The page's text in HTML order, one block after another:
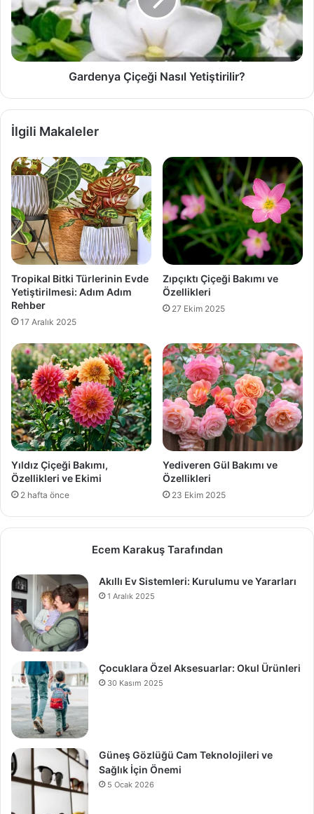
Gardenya Çiçeği Nasıl Yetiştirilir?
İlgili Makaleler
Tropikal Bitki Türlerinin Evde
Yetiştirilmesi: Adım Adım
Rehber
17 Aralık 2025
Zıpçıktı Çiçeği Bakımı ve
Özellikleri
27 Ekim 2025
Yıldız Çiçeği Bakımı,
Özellikleri ve Ekimi
2 hafta önce
Yediveren Gül Bakımı ve
Özellikleri
23 Ekim 2025
Ecem Karakuş Tarafından
Akıllı Ev Sistemleri: Kurulumu ve Yararları
1 Aralık 2025
Çocuklara Özel Aksesuarlar: Okul Ürünleri
30 Kasım 2025
Güneş Gözlüğü Cam Teknolojileri ve
Sağlık İçin Önemi
5 Ocak 2026